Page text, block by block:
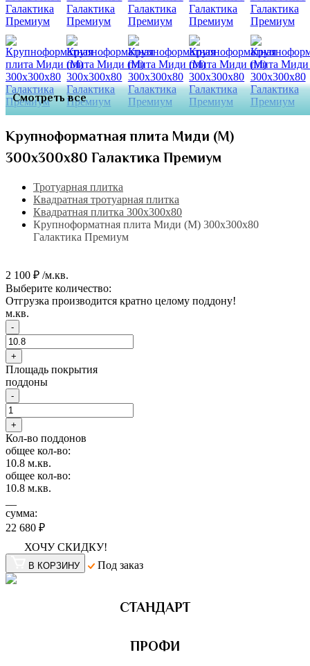
Смотреть все
Крупноформатная плита Миди (М)
300х300х80 Галактика Премиум
Тротуарная плитка
Квадратная тротуарная плитка
Квадратная плитка 300х300х80
Крупноформатная плита Миди (М) 300х300х80
Галактика Премиум
2 100 ₽ /м.кв.
Выберите количество:
Отгрузка производится кратно целому поддону!
м.кв.
-
+
Площадь покрытия
поддоны
-
+
Кол-во поддонов
общее кол-во:
10.8 м.кв.
общее кол-во:
10.8 м.кв.
сумма:
22 680 ₽
ХОЧУ СКИДКУ!
В КОРЗИНУ Под заказ
СТАНДАРТ
ПРОФИ